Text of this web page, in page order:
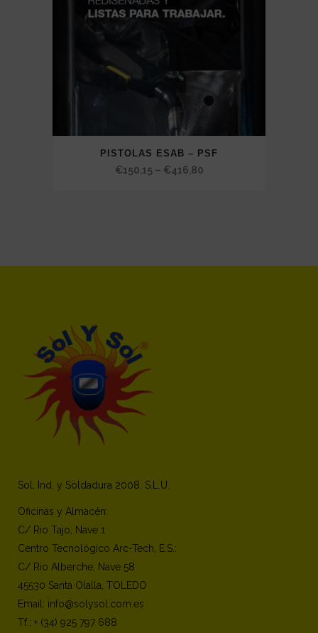
PISTOLAS ESAB – PSF
€150,15 – €416,80Price
Sol. Ind. y Soldadura 2008, S.L.U.
Oficinas y Almacén:
C/ Rio Tajo, Nave 1
Centro Tecnológico Arc-Tech, E.S.:
C/ Rio Alberche, Nave 58
45530 Santa Olalla, TOLEDO
Email: info@solysol.com.es
Tf.: + (34) 925 797 688